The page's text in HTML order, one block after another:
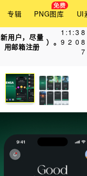
新用户，尽量
用邮箱注册
）。
1
9
:1
2
:3
0
6
4
7
专辑 PNG图库 UI